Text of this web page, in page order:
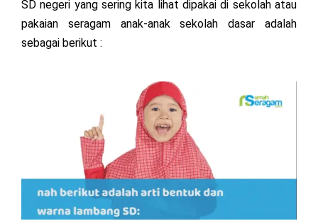
SD negeri yang sering kita lihat dipakai di sekolah atau
pakaian seragam anak-anak sekolah dasar adalah
sebagai berikut :